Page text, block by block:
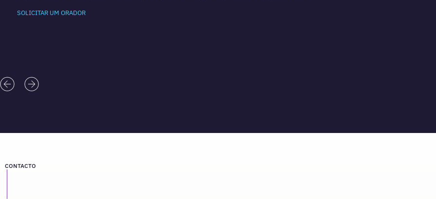
SOLICITAR UM ORADOR
CONTACTO